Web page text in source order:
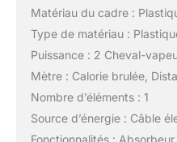
Matériau du cadre :
Type de matériau :
Puissance : 2 Cheval-
Mètre : Calorie brulée,
Nombre d’éléments : 1
Source d’énergie : Câble